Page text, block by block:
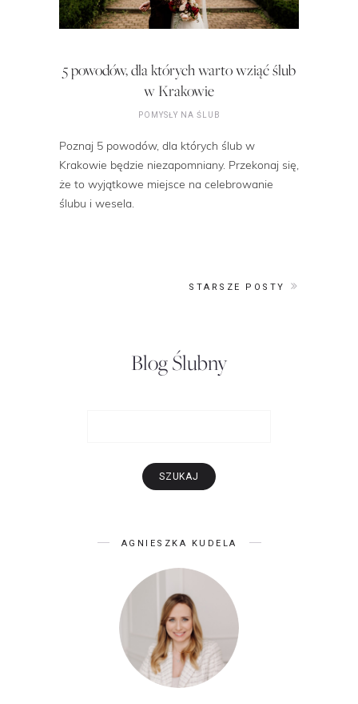
5 powodów, dla których warto wziąć ślub
w Krakowie
POMYSŁY NA ŚLUB
Poznaj 5 powodów, dla których ślub w
Krakowie będzie niezapomniany. Przekonaj się,
że to wyjątkowe miejsce na celebrowanie
ślubu i wesela.
STARSZE POSTY
Blog Ślubny
AGNIESZKA KUDELA